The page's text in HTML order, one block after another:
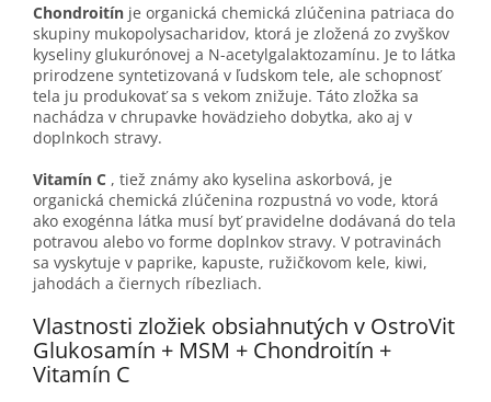
Chondroitín je organická chemická zlúčenina patriaca do
skupiny mukopolysacharidov, ktorá je zložená zo zvyškov
kyseliny glukurónovej a N-acetylgalaktozamínu. Je to látka
prirodzene syntetizovaná v ľudskom tele, ale schopnosť
tela ju produkovať sa s vekom znižuje. Táto zložka sa
nachádza v chrupavke hovädzieho dobytka, ako aj v
doplnkoch stravy.
Vitamín C , tiež známy ako kyselina askorbová, je
organická chemická zlúčenina rozpustná vo vode, ktorá
ako exogénna látka musí byť pravidelne dodávaná do tela
potravou alebo vo forme doplnkov stravy. V potravinách
sa vyskytuje v paprike, kapuste, ružičkovom kele, kiwi,
jahodách a čiernych ríbezliach.
Vlastnosti zložiek obsiahnutých v OstroVit
Glukosamín + MSM + Chondroitín +
Vitamín C